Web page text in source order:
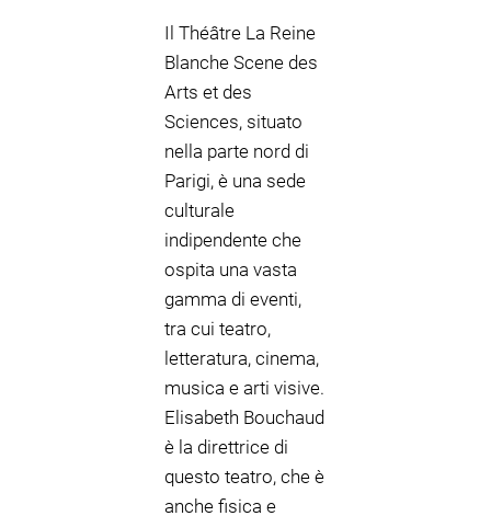
Il Théâtre La Reine
Blanche Scene des
Arts et des
Sciences, situato
nella parte nord di
Parigi, è una sede
culturale
indipendente che
ospita una vasta
gamma di eventi,
tra cui teatro,
letteratura, cinema,
musica e arti visive.
Elisabeth Bouchaud
è la direttrice di
questo teatro, che è
anche fisica e